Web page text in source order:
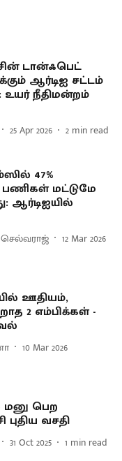
டான்ஃபெட்
ஆர்டிஐ சட்டம்
உயர் நீதிமன்றம்
25 Apr 2026 2 min read
47%
மட்டுமே
ஆர்டிஐயில்
12 Mar 2026
ஊதியம்,
2 எம்பிக்கள் -
10 Mar 2026
மனு பெற
புதிய வசதி
31 Oct 2025 1 min read